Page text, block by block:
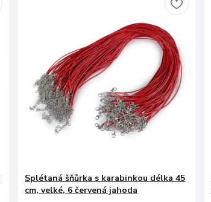
Splétaná šňůrka s karabinkou délka 45
cm, velké, 6 červená jahoda